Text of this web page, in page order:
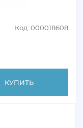
Код: 000018608
КУПИТЬ